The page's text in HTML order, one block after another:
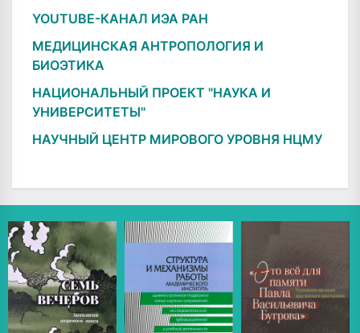
YOUTUBE-КАНАЛ ИЭА РАН
МЕДИЦИНСКАЯ АНТРОПОЛОГИЯ И
БИОЭТИКА
НАЦИОНАЛЬНЫЙ ПРОЕКТ "НАУКА И
УНИВЕРСИТЕТЫ"
НАУЧНЫЙ ЦЕНТР МИРОВОГО УРОВНЯ НЦМУ